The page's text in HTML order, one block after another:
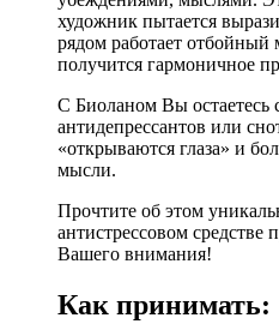
художник пытается
рядом работает
получится гармоничное
С Биоланом Вы остаетесь
антидепрессантов или
«открываются глаза» и
мысли.
Прочтите об этом
антистрессовом средстве
Вашего внимания!
Как принимать: